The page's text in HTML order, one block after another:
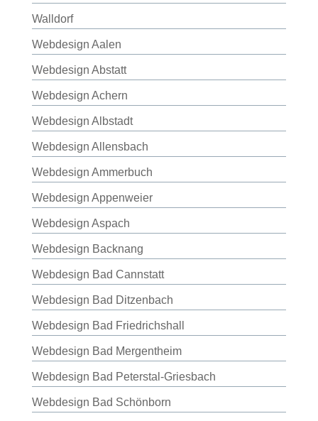
Walldorf
Webdesign Aalen
Webdesign Abstatt
Webdesign Achern
Webdesign Albstadt
Webdesign Allensbach
Webdesign Ammerbuch
Webdesign Appenweier
Webdesign Aspach
Webdesign Backnang
Webdesign Bad Cannstatt
Webdesign Bad Ditzenbach
Webdesign Bad Friedrichshall
Webdesign Bad Mergentheim
Webdesign Bad Peterstal-Griesbach
Webdesign Bad Schönborn